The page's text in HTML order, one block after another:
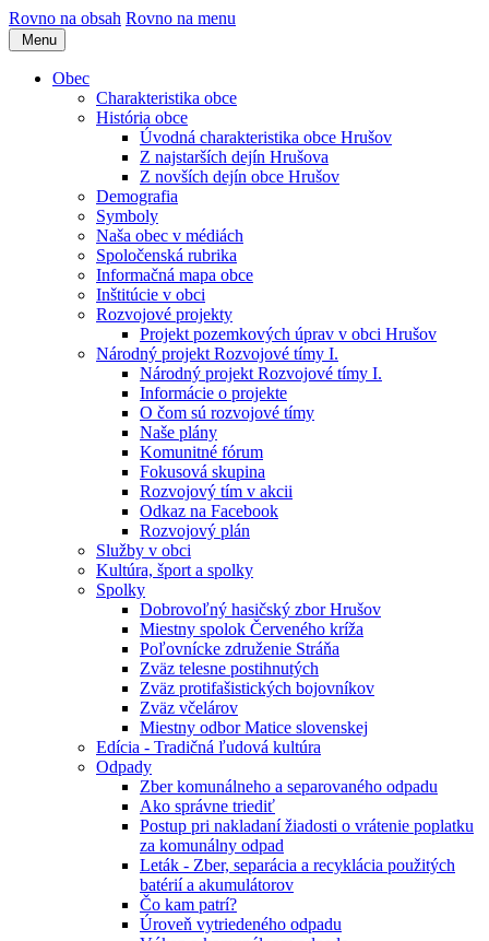
Rovno na obsah Rovno na menu
Menu
Obec
Charakteristika obce
História obce
Úvodná charakteristika obce Hrušov
Z najstarších dejín Hrušova
Z novších dejín obce Hrušov
Demografia
Symboly
Naša obec v médiách
Spoločenská rubrika
Informačná mapa obce
Inštitúcie v obci
Rozvojové projekty
Projekt pozemkových úprav v obci Hrušov
Národný projekt Rozvojové tímy I.
Národný projekt Rozvojové tímy I.
Informácie o projekte
O čom sú rozvojové tímy
Naše plány
Komunitné fórum
Fokusová skupina
Rozvojový tím v akcii
Odkaz na Facebook
Rozvojový plán
Služby v obci
Kultúra, šport a spolky
Spolky
Dobrovoľný hasičský zbor Hrušov
Miestny spolok Červeného kríža
Poľovnícke združenie Stráňa
Zväz telesne postihnutých
Zväz protifašistických bojovníkov
Zväz včelárov
Miestny odbor Matice slovenskej
Edícia - Tradičná ľudová kultúra
Odpady
Zber komunálneho a separovaného odpadu
Ako správne triediť
Postup pri nakladaní žiadosti o vrátenie poplatku
za komunálny odpad
Leták - Zber, separácia a recyklácia použitých
batérií a akumulátorov
Čo kam patrí?
Úroveň vytriedeného odpadu